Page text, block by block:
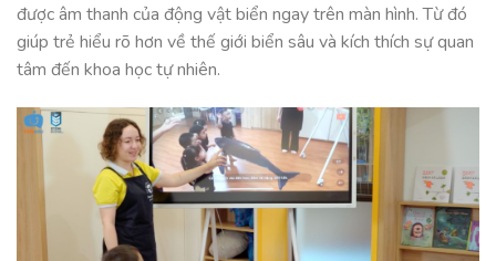
được âm thanh của động vật biển ngay trên màn hình. Từ đó
giúp trẻ hiểu rõ hơn về thế giới biển sâu và kích thích sự quan
tâm đến khoa học tự nhiên.